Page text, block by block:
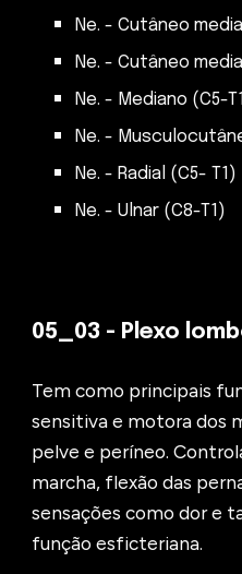
Ne. - Cutâneo
Ne. - Cutâneo
Ne. - Mediano (C5-
Ne. -
Ne. - Radial (C5- T1)
Ne. - Ulnar (C8-T1)
05_03 - Plexo
Tem como principais
sensitiva e motora dos
pelve e períneo.
marcha, flexão das
sensações como dor e
função esficteriana.